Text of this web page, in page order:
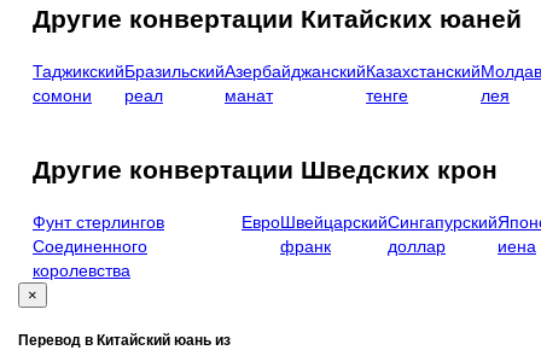
Другие конвертации Китайских юаней
Таджикский
сомони
Бразильский
реал
Азербайджанский
манат
Казахстанский
тенге
лея
Другие конвертации Шведских крон
Фунт стерлингов
Соединенного
королевства
ЕвроШвейцарский
франк
Сингапурский
доллар
иена
×
Перевод в Китайский юань из